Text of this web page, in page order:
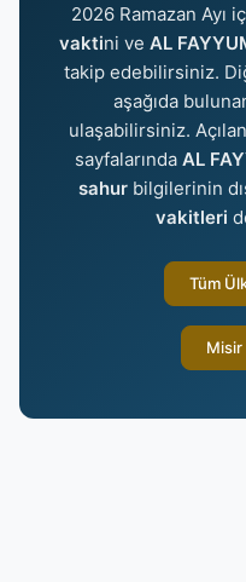
2026 Ramazan Ayı
vaktini ve AL
takip edebilirsiniz.
aşağıda
ulaşabilirsiniz. Açılan
sayfalarında AL
sahurbilgilerinin
vakitleri
Tüm